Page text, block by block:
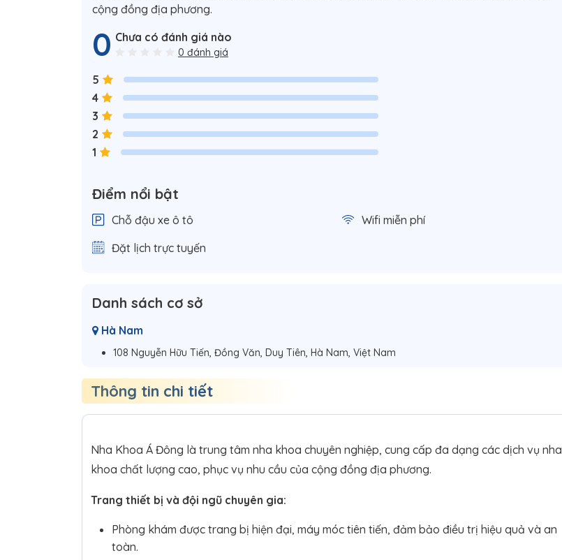
cộng đồng địa phương.
0 Chưa có đánh giá nào
0 đánh giá
5
4
3
2
1
Điểm nổi bật
Chỗ đậu xe ô tô
Đặt lịch trực tuyến
Wifi miễn phí
Danh sách cơ sở
Hà Nam
108 Nguyễn Hữu Tiến, Đồng Văn, Duy Tiên, Hà Nam, Việt Nam
Thông tin chi tiết
Nha Khoa Á Đông là trung tâm nha khoa chuyên nghiệp, cung cấp đa dạng các dịch vụ nha
khoa chất lượng cao, phục vụ nhu cầu của cộng đồng địa phương.
Trang thiết bị và đội ngũ chuyên gia:
Phòng khám được trang bị hiện đại, máy móc tiên tiến, đảm bảo điều trị hiệu quả và an
toàn.